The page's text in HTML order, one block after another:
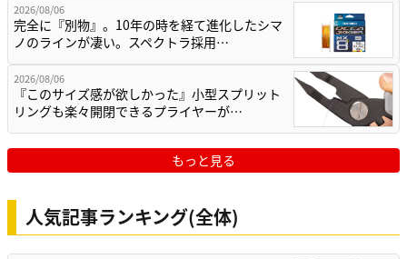
2026/08/06
完全に『別物』。10年の時を経て進化したシマ
ノのラインが凄い。スペクトラ採用…
2026/08/06
『このサイズ感が欲しかった』小型スプリット
リングも楽々開閉できるプライヤーが…
もっと見る
人気記事ランキング(全体)